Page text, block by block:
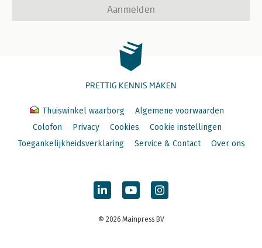
Aanmelden
PRETTIG KENNIS MAKEN
Thuiswinkel waarborg
Algemene voorwaarden
Colofon
Privacy Cookies
Cookie instellingen
Toegankelijkheidsverklaring
Service & Contact Over ons
© 2026 Mainpress BV